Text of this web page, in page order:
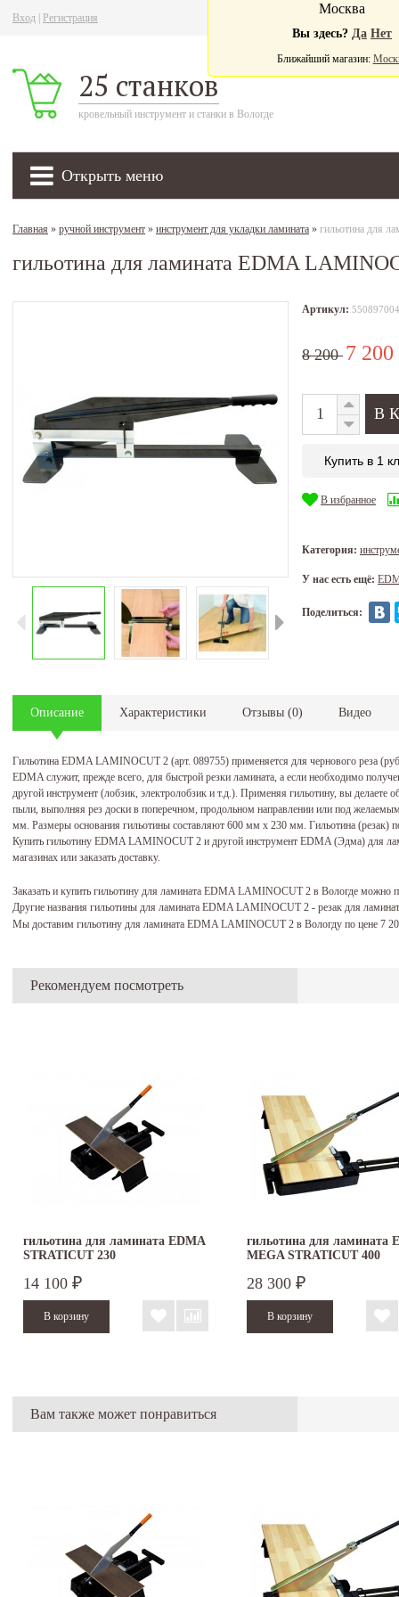
Вход Регистрация
25 станков
кровельный инструмент и станки в Вологде
Открыть меню
Москва
Вы здесь? Да Нет
Ближайший магазин:
Главная » ручной инструмент » инструмент для укладки ламината » гильотина для
гильотина для ламината EDMA
Артикул: 550897004
8 200 7 200
Купить в 1
В избранное
Категория:
У нас есть ещё:
Поделиться:
Описание Характеристики Отзывы (0) Видео
Гильотина EDMA LAMINOCUT 2 (арт. 089755) применяется для чернового реза
EDMA служит, прежде всего, для быстрой резки ламината, а если необходимо
другой инструмент (лобзик, электролобзик и т.д.). Применяя гильотину, вы делаете
пыли, выполняя рез доски в поперечном, продольном направлении или под
мм. Размеры основания гильотины составляют 600 мм х 230 мм. Гильотина (резак)
Купить гильотину EDMA LAMINOCUT 2 и другой инструмент EDMA (Эдма) для
магазинах или заказать доставку.
Заказать и купить гильотину для ламината EDMA LAMINOCUT 2 в Вологде можно
Другие названия гильотины для ламината EDMA LAMINOCUT 2 - резак для
Мы доставим гильотину для ламината EDMA LAMINOCUT 2 в Вологду по цене 7
Рекомендуем посмотреть
гильотина для ламината EDMA
STRATICUT 230
14 100 ₽
гильотина для ламината
MEGA STRATICUT 400
28 300 ₽
Вам также может понравиться